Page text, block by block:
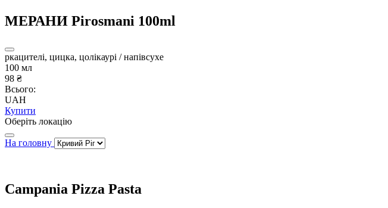
МЕРАНИ Pirosmani 100ml
ркацителі, цицка, цолікаурі / напівсухе
100 мл
98 ₴
Всього:
UAH
Купити
Оберіть локацію
На головну
Campania Pizza Pasta